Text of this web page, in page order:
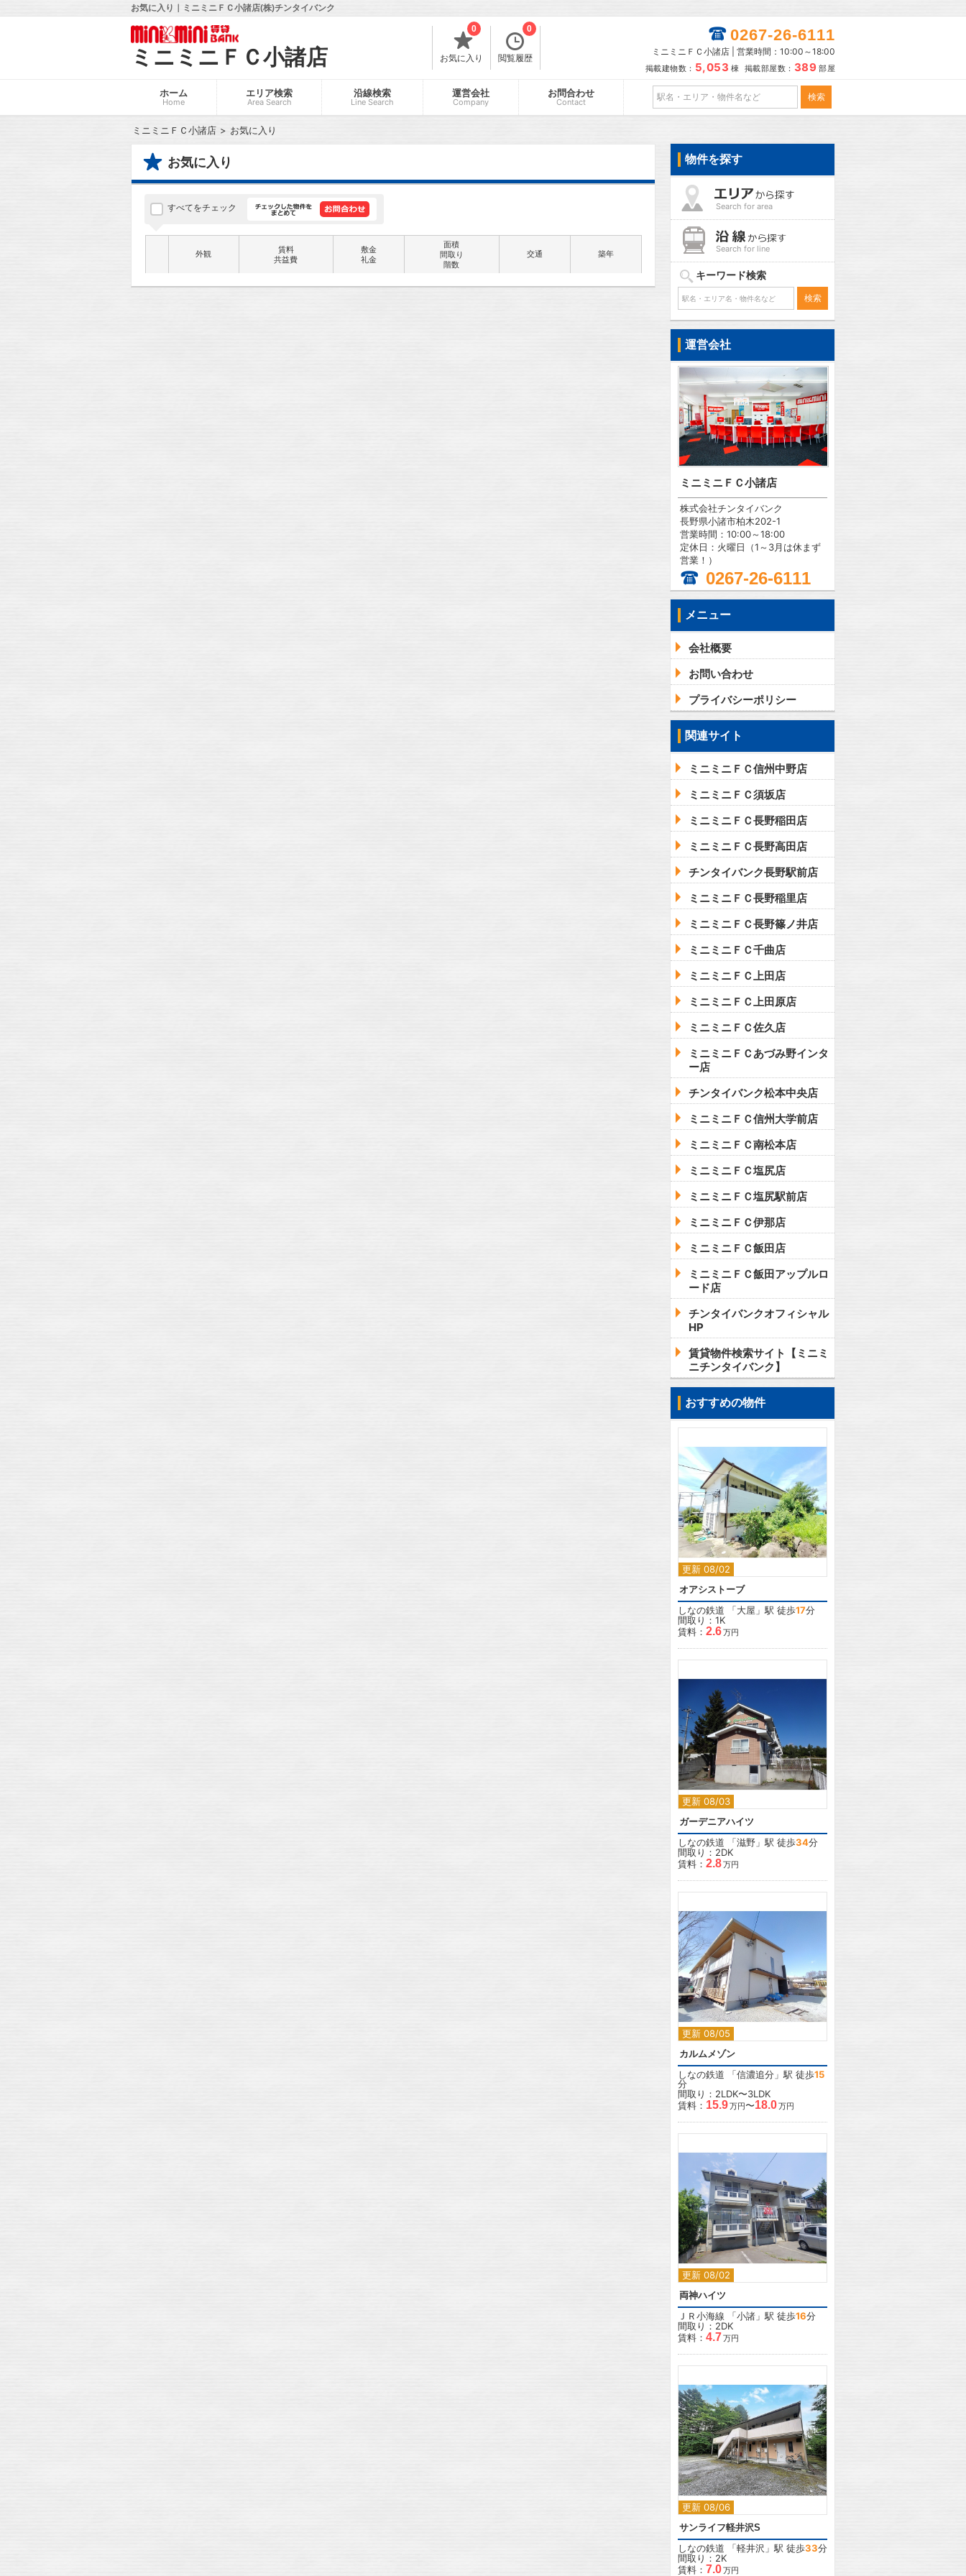
お気に入り｜ミニミニＦＣ小諸店(株)チンタイバンク
ミニミニＦＣ小諸店 お気に入り
0
閲覧履歴
0 0267-26-6111
ミニミニＦＣ小諸店 | 営業時間：10:00～18:00
掲載建物数： 5,053 棟 掲載部屋数： 389 部屋
ホーム
Home
エリア検索
Area Search
沿線検索
Line Search
運営会社
Company
お問合わせ
Contact
ミニミニＦＣ小諸店 お気に入り
お気に入り
すべてをチェック
外観
賃料
共益費
敷金
礼金
面積
間取り
階数
交通 築年
物件を探す
Search for area
Search for line
キーワード検索
運営会社
ミニミニＦＣ小諸店
株式会社チンタイバンク
長野県小諸市柏木202-1
営業時間：10:00～18:00
定休日：火曜日（1～3月は休まず
営業！）
0267-26-6111
メニュー
会社概要
お問い合わせ
プライバシーポリシー
関連サイト
ミニミニＦＣ信州中野店
ミニミニＦＣ須坂店
ミニミニＦＣ長野稲田店
ミニミニＦＣ長野高田店
チンタイバンク長野駅前店
ミニミニＦＣ長野稲里店
ミニミニＦＣ長野篠ノ井店
ミニミニＦＣ千曲店
ミニミニＦＣ上田店
ミニミニＦＣ上田原店
ミニミニＦＣ佐久店
ミニミニＦＣあづみ野インタ
ー店
チンタイバンク松本中央店
ミニミニＦＣ信州大学前店
ミニミニＦＣ南松本店
ミニミニＦＣ塩尻店
ミニミニＦＣ塩尻駅前店
ミニミニＦＣ伊那店
ミニミニＦＣ飯田店
ミニミニＦＣ飯田アップルロ
ード店
チンタイバンクオフィシャル
HP
賃貸物件検索サイト【ミニミ
ニチンタイバンク】
おすすめの物件
更新 08/02
2
オアシストーブ
しなの鉄道 「大屋 」駅 徒歩17分
間取り：1K
賃料： 2.6万円
更新 08/03
2
ガーデニアハイツ
しなの鉄道 「滋野 」駅 徒歩34分
間取り：2DK
賃料： 2.8万円
更新 08/05
2
カルムメゾン
しなの鉄道 「信濃追分 」駅 徒歩15
分
間取り：2LDK〜3LDK
賃料： 15.9万円〜18.0万円
更新 08/02
2
両神ハイツ
ＪＲ小海線 「小諸 」駅 徒歩16分
間取り：2DK
賃料： 4.7万円
更新 08/06
2
サンライフ軽井沢S
しなの鉄道 「軽井沢 」駅 徒歩33分
間取り：2K
賃料： 7.0万円